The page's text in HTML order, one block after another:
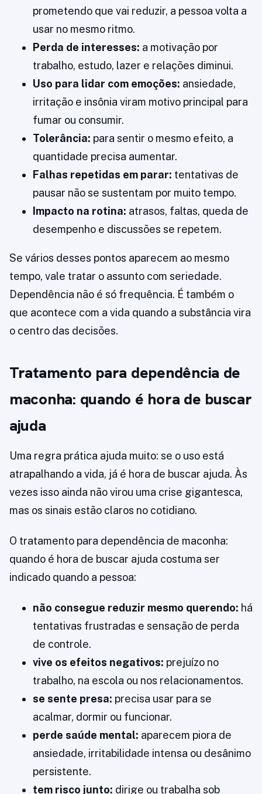
prometendo que vai reduzir, a pessoa volta a
usar no mesmo ritmo.
Perda de interesses: a motivação por
trabalho, estudo, lazer e relações diminui.
Uso para lidar com emoções: ansiedade,
irritação e insônia viram motivo principal para
fumar ou consumir.
Tolerância: para sentir o mesmo efeito, a
quantidade precisa aumentar.
Falhas repetidas em parar: tentativas de
pausar não se sustentam por muito tempo.
Impacto na rotina: atrasos, faltas, queda de
desempenho e discussões se repetem.
Se vários desses pontos aparecem ao mesmo
tempo, vale tratar o assunto com seriedade.
Dependência não é só frequência. É também o
que acontece com a vida quando a substância vira
o centro das decisões.
Tratamento para dependência de
maconha: quando é hora de buscar
ajuda
Uma regra prática ajuda muito: se o uso está
atrapalhando a vida, já é hora de buscar ajuda. Às
vezes isso ainda não virou uma crise gigantesca,
mas os sinais estão claros no cotidiano.
O tratamento para dependência de maconha:
quando é hora de buscar ajuda costuma ser
indicado quando a pessoa:
não consegue reduzir mesmo querendo: há
tentativas frustradas e sensação de perda
de controle.
vive os efeitos negativos: prejuízo no
trabalho, na escola ou nos relacionamentos.
se sente presa: precisa usar para se
acalmar, dormir ou funcionar.
perde saúde mental: aparecem piora de
ansiedade, irritabilidade intensa ou desânimo
persistente.
tem risco junto: dirige ou trabalha sob